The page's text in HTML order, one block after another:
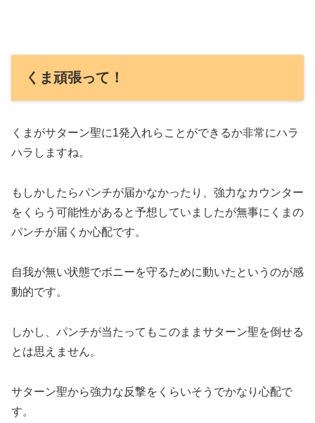
くま頑張って！
くまがサターン聖に1発入れらことができるか非常にハラ
ハラしますね。
もしかしたらパンチが届かなかったり、強力なカウンター
をくらう可能性があると予想していましたが無事にくまの
パンチが届くか心配です。
自我が無い状態でボニーを守るために動いたというのが感
動的です。
しかし、パンチが当たってもこのままサターン聖を倒せる
とは思えません。
サターン聖から強力な反撃をくらいそうでかなり心配で
す。